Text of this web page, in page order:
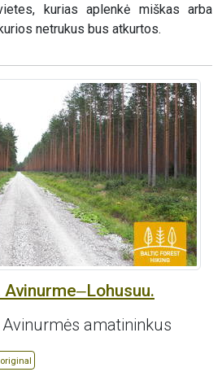
kurias aplenkė miškas arba
netrukus bus atkurtos.
amatininkus